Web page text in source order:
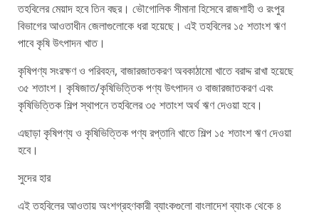
তহবিলের মেয়াদ হবে তিন বছর। ভৌগোলিক সীমানা হিসেবে রাজশাহী ও রংপুর
বিভাগের আওতাধীন জেলাগুলোকে ধরা হয়েছে। এই তহবিলের ১৫ শতাংশ ঋণ
পাবে কৃষি উৎপাদন খাত।
কৃষিপণ্য সংরক্ষণ ও পরিবহন, বাজারজাতকরণ অবকাঠামো খাতে বরাদ্দ রাখা হয়েছে
৩৫ শতাংশ। কৃষিজাত/কৃষিভিত্তিক পণ্য উৎপাদন ও বাজারজাতকরণ এবং
কৃষিভিত্তিক শিল্প স্থাপনে তহবিলের ৩৫ শতাংশ অর্থ ঋণ দেওয়া হবে।
এছাড়া কৃষিপণ্য ও কৃষিভিত্তিক পণ্য রপ্তানি খাতে শিল্প ১৫ শতাংশ ঋণ দেওয়া
হবে।
সুদের হার
এই তহবিলের আওতায় অংশগ্রহণকারী ব্যাংকগুলো বাংলাদেশ ব্যাংক থেকে ৪